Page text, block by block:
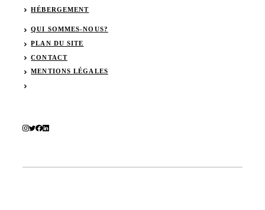
HÉBERGEMENT
QUI SOMMES-NOUS?
PLAN DU SITE
CONTACT
MENTIONS LÉGALES